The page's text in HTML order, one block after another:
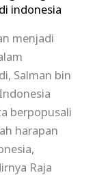
indonesia
menjadi
Salman bin
berpopusali
harapan
Raja